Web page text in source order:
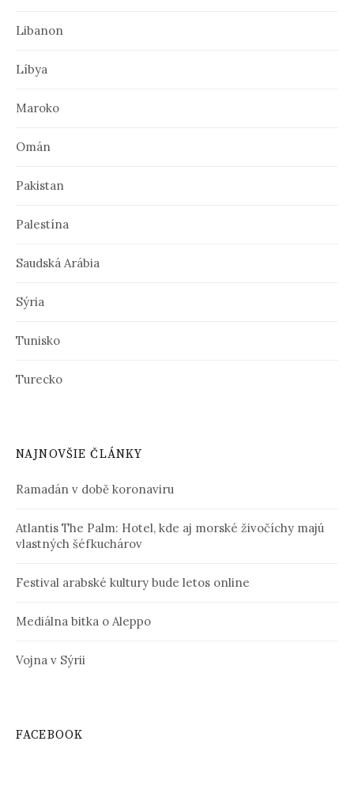
Libanon
Líbya
Maroko
Omán
Pakistan
Palestína
Saudská Arábia
Sýria
Tunisko
Turecko
NAJNOVŠIE ČLÁNKY
Ramadán v době koronaviru
Atlantis The Palm: Hotel, kde aj morské živočíchy majú
vlastných šéfkuchárov
Festival arabské kultury bude letos online
Mediálna bitka o Aleppo
Vojna v Sýrii
FACEBOOK